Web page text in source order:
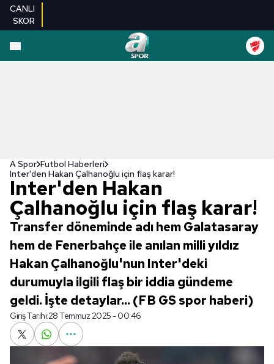
CANLI
SKOR
A Spor Futbol Haberleri
Inter'den Hakan Çalhanoğlu için flaş karar!
Inter'den Hakan
Çalhanoğlu için flaş karar!
Transfer döneminde adı hem Galatasaray
hem de Fenerbahçe ile anılan milli yıldız
Hakan Çalhanoğlu'nun Inter'deki
durumuyla ilgili flaş bir iddia gündeme
geldi. İşte detaylar... (FB GS spor haberi)
Giriş Tarihi:28 Temmuz 2025 - 00:46